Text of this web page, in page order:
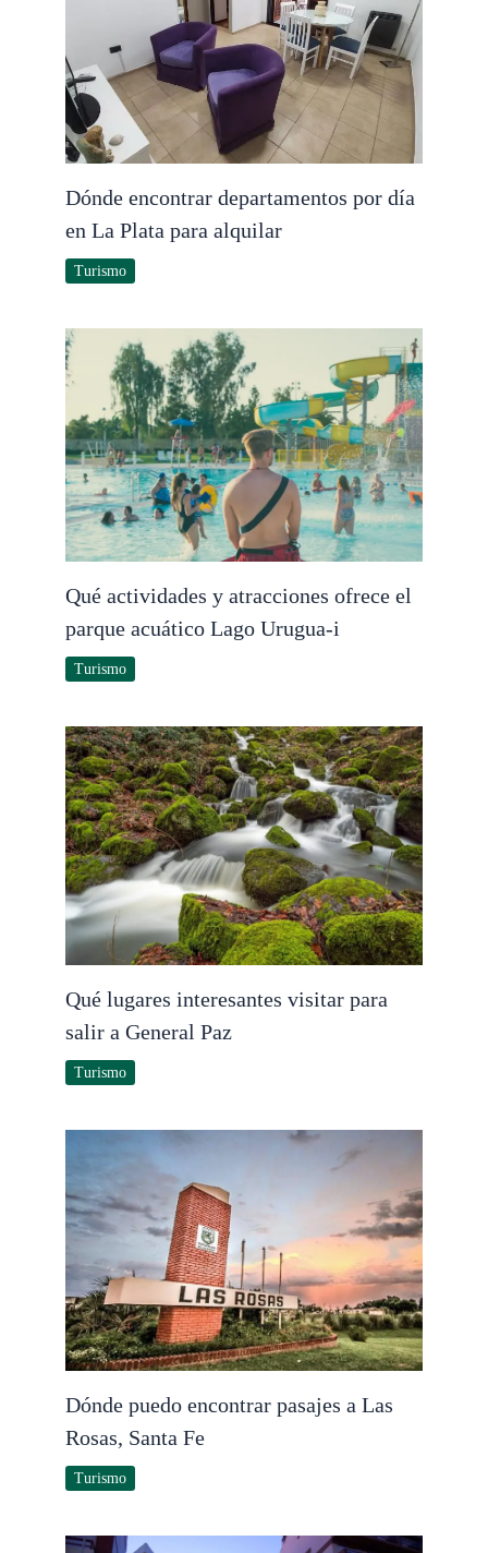
Dónde encontrar departamentos por día
en La Plata para alquilar
Turismo
Qué actividades y atracciones ofrece el
parque acuático Lago Urugua-i
Turismo
Qué lugares interesantes visitar para
salir a General Paz
Turismo
Dónde puedo encontrar pasajes a Las
Rosas, Santa Fe
Turismo